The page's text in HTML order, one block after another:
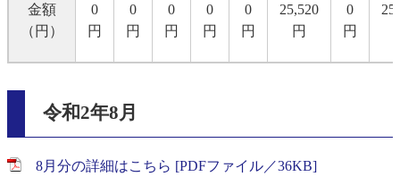
金額
（円）
0
円
0
円
0
円
0
円
0
円
25,520
円
0
円
令和2年8月
8月分の詳細はこちら [PDFファイル／36KB]